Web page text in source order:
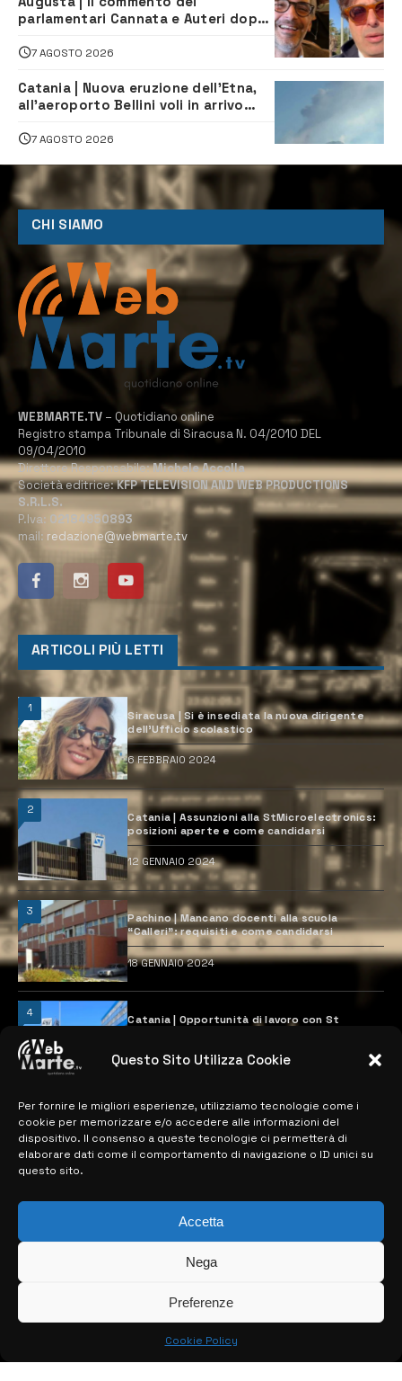
Questo Sito Utilizza Cookie
Per fornire le migliori esperienze, utilizziamo tecnologie come i
cookie per memorizzare e/o accedere alle informazioni del
dispositivo. Il consenso a queste tecnologie ci permetterà di
elaborare dati come il comportamento di navigazione o ID unici su
questo sito.
Accetta
Nega
Preferenze
Cookie Policy
parlamentari Cannata e Auteri dopo
depuratore
7 AGOSTO 2026
Catania | Nuova eruzione dell’Etna,
all’aeroporto Bellini voli in arrivo
7 AGOSTO 2026
CHI SIAMO
WEBMARTE.TV – Quotidiano online
Registro stampa Tribunale di Siracusa N. 04/2010 DEL
09/04/2010
Direttore Responsabile:Michele Accolla
Società editrice:KFP TELEVISION AND WEB PRODUCTIONS
S.R.L.S.
P.Iva: 02184950893
mail: redazione@webmarte.tv
ARTICOLI PIÙ LETTI
1
Siracusa | Si è insediata la nuova dirigente
dell’Ufficio scolastico
6 FEBBRAIO 2024
2
Catania | Assunzioni alla StMicroelectronics:
posizioni aperte e come candidarsi
12 GENNAIO 2024
3
Pachino | Mancano docenti alla scuola
“Calleri”: requisiti e come candidarsi
18 GENNAIO 2024
4
Catania | Opportunità di lavoro con St
28 MARZO 2024
MAPPA DEL SITO
> NOTIZIE
> CONTATTI